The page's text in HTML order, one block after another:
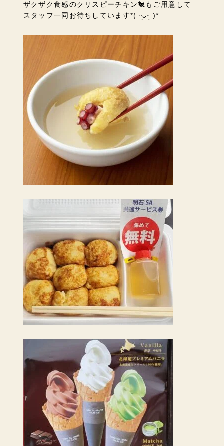
ザクザク食感のクリスピーチキン🐔もご用意して
スタッフ一同お待ちしています*( ᵕ̤ᴗᵕ̤ )*